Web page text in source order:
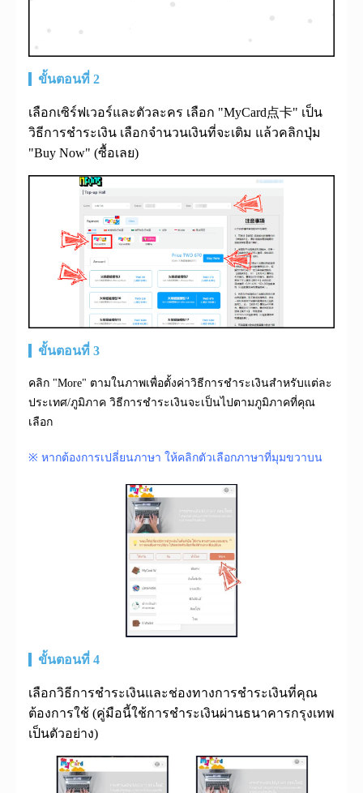
ขั้นตอนที่ 2
เลือกเซิร์ฟเวอร์และตัวละคร เลือก "MyCard点卡" เป็น
วิธีการชำระเงิน เลือกจำนวนเงินที่จะเติม แล้วคลิกปุ่ม
"Buy Now" (ซื้อเลย)
ขั้นตอนที่ 3
คลิก "More" ตามในภาพเพื่อตั้งค่าวิธีการชำระเงินสำหรับแต่ละ
ประเทศ/ภูมิภาค วิธีการชำระเงินจะเป็นไปตามภูมิภาคที่คุณ
เลือก
※ หากต้องการเปลี่ยนภาษา ให้คลิกตัวเลือกภาษาที่มุมขวาบน
ขั้นตอนที่ 4
เลือกวิธีการชำระเงินและช่องทางการชำระเงินที่คุณ
ต้องการใช้ (คู่มือนี้ใช้การชำระเงินผ่านธนาคารกรุงเทพ
เป็นตัวอย่าง)